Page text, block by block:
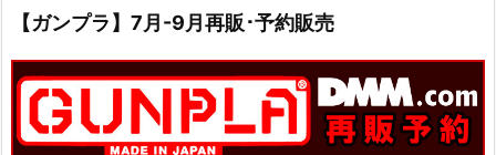
【ガンプラ】7月-9月再販･予約販売